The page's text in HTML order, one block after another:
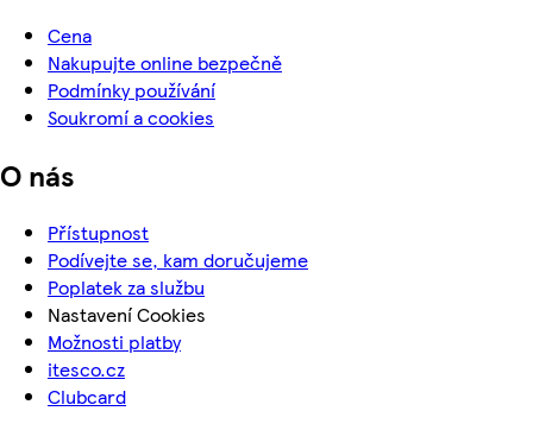
Cena
Nakupujte online bezpečně
Podmínky používání
Soukromí a cookies
O nás
Přístupnost
Podívejte se, kam doručujeme
Poplatek za službu
Nastavení Cookies
Možnosti platby
itesco.cz
Clubcard